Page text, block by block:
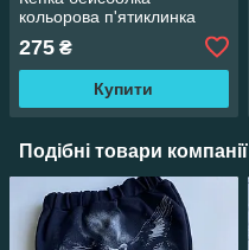
кольорова п'ятиклинка
275 ₴
Купити
Подібні товари компанії